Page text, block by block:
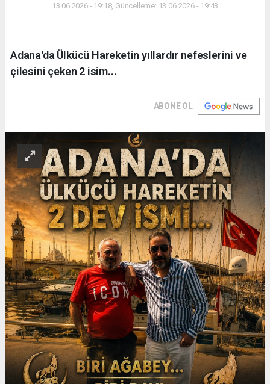
13.06.2026 - 19:18, Güncelleme: 13.06.2026 - 19:43
Adana'da Ülkücü Hareketin yıllardır nefeslerini ve
çilesini çeken 2 isim...
ABONE OL